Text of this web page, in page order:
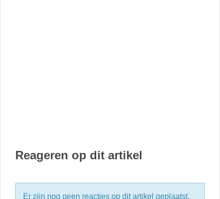
Reageren op dit artikel
Er zijn nog geen reacties op dit artikel geplaatst.